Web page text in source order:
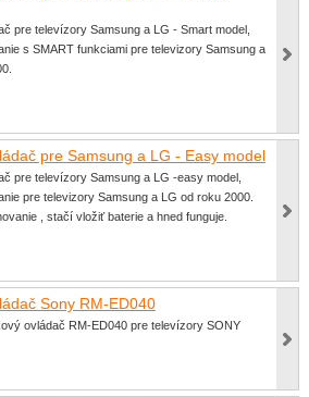
pre televízory Samsung a LG - Smart model,
s SMART funkciami pre televizory Samsung a
pre Samsung a LG - Easy model
pre televízory Samsung a LG -easy model,
pre televizory Samsung a LG od roku 2000.
, stačí vložiť baterie a hned funguje.
Sony RM-ED040
ovládač RM-ED040 pre televízory SONY